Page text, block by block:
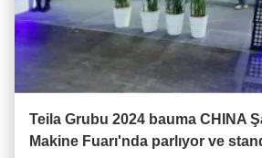
Teila Grubu 2024 bauma CHINA
Makine Fuarı'nda parlıyor ve